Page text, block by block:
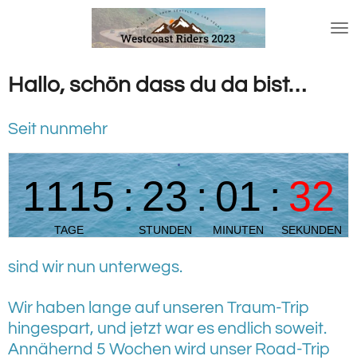
Hallo, schön dass du da bist…
Seit nunmehr
sind wir nun unterwegs.
Wir haben lange auf unseren Traum-Trip
hingespart, und jetzt war es endlich soweit.
Annähernd 5 Wochen wird unser Road-Trip